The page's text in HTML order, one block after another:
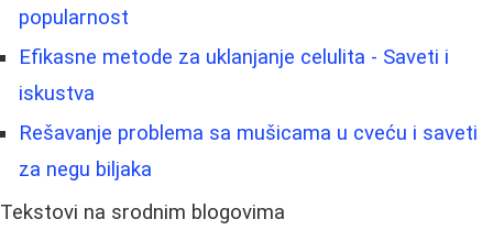
popularnost
Efikasne metode za uklanjanje celulita - Saveti i
iskustva
Rešavanje problema sa mušicama u cveću i saveti
za negu biljaka
Tekstovi na srodnim blogovima